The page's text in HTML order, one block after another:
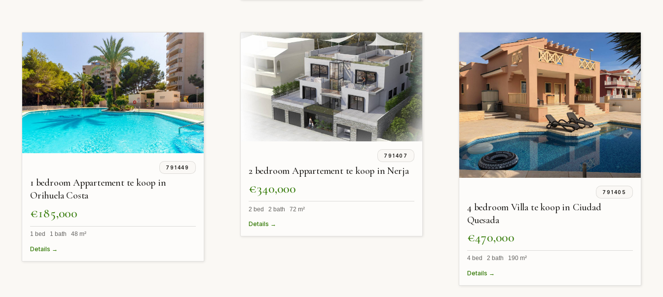
791449
1 bedroom Appartement te koop in
Orihuela Costa
€185,000
1 bed 1 bath 48 m²
Details →
791407
2 bedroom Appartement te koop in Nerja
€340,000
2 bed 2 bath 72 m²
Details →
791405
4 bedroom Villa te koop in Ciudad
Quesada
€470,000
4 bed 2 bath 190 m²
Details →